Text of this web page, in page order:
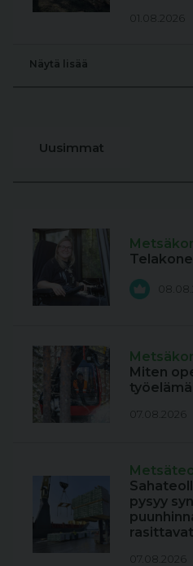
01.08.2026
Näytä lisää
Uusimmat
Miten
07.08.2026
pysyy
07.08.2026